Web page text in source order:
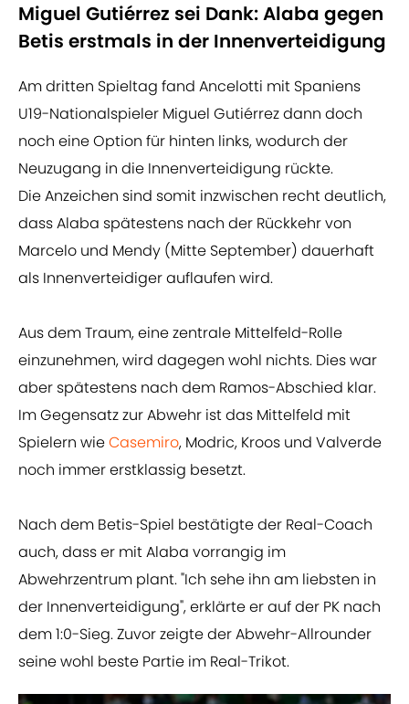
Miguel Gutiérrez sei Dank: Alaba gegen
Betis erstmals in der Innenverteidigung
Am dritten Spieltag fand Ancelotti mit Spaniens
U19-Nationalspieler Miguel Gutiérrez dann doch
noch eine Option für hinten links, wodurch der
Neuzugang in die Innenverteidigung rückte.
Die Anzeichen sind somit inzwischen recht deutlich,
dass Alaba spätestens nach der Rückkehr von
Marcelo und Mendy (Mitte September) dauerhaft
als Innenverteidiger auflaufen wird.
Aus dem Traum, eine zentrale Mittelfeld-Rolle
einzunehmen, wird dagegen wohl nichts. Dies war
aber spätestens nach dem Ramos-Abschied klar.
Im Gegensatz zur Abwehr ist das Mittelfeld mit
Spielern wieCasemiro, Modric, Kroos und Valverde
noch immer erstklassig besetzt.
Nach dem Betis-Spiel bestätigte der Real-Coach
auch, dass er mit Alaba vorrangig im
Abwehrzentrum plant. "Ich sehe ihn am liebsten in
der Innenverteidigung", erklärte er auf der PK nach
dem 1:0-Sieg. Zuvor zeigte der Abwehr-Allrounder
seine wohl beste Partie im Real-Trikot.